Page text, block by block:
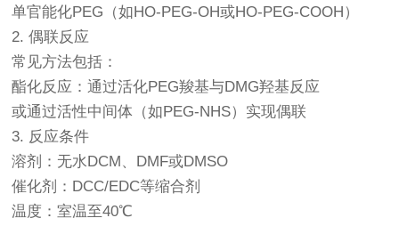
单官能化PEG（如HO-PEG-OH或HO-PEG-COOH）
2. 偶联反应
常见方法包括：
酯化反应：通过活化PEG羧基与DMG羟基反应
或通过活性中间体（如PEG-NHS）实现偶联
3. 反应条件
溶剂：无水DCM、DMF或DMSO
催化剂：DCC/EDC等缩合剂
温度：室温至40℃